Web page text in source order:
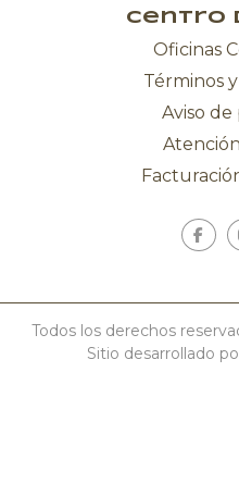
Centro
Oficinas
Términos
Aviso de
Todos los derechos
Sitio desarrollado